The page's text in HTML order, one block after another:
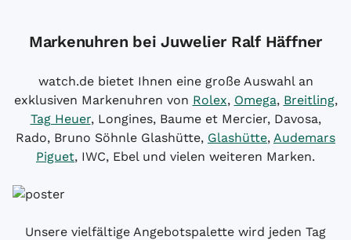
Markenuhren bei Juwelier Ralf Häffner
watch.de bietet Ihnen eine große Auswahl an
exklusiven Markenuhren von Rolex, Omega, Breitling,
Tag Heuer, Longines, Baume et Mercier, Davosa,
Rado, Bruno Söhnle Glashütte, Glashütte, Audemars
Piguet, IWC, Ebel und vielen weiteren Marken.
Unsere vielfältige Angebotspalette wird jeden Tag